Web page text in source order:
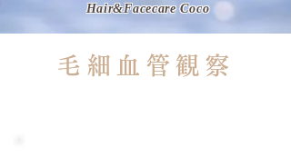
Hair&Facecare Coco
毛細血管観察